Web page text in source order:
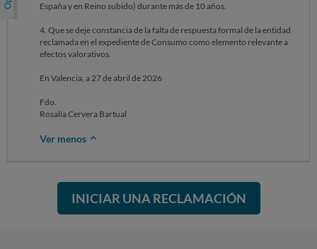
España y en Reino subido) durante más de 10 años.
4. Que se deje constancia de la falta de respuesta formal de la entidad
reclamada en el expediente de Consumo como elemento relevante a
efectos valorativos.
En Valencia, a 27 de abril de 2026
Fdo.
Rosalía Cervera Bartual
Ver menos
INICIAR UNA RECLAMACIÓN